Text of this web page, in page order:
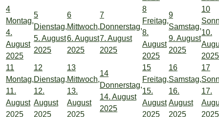
4
Montag,
4.
August
2025
5
Dienstag,
5. August
2025
6
Mittwoch,
6. August
2025
7
Donnerstag,
7. August
2025
8
Freitag,
8.
August
2025
9
Samstag,
9. August
2025
10
10.
2025
11
Montag,
11.
August
2025
12
Dienstag,
12.
August
2025
13
Mittwoch,
13.
August
2025
14
Donnerstag,
14. August
2025
15
Freitag,
15.
August
2025
16
Samstag,
16.
August
2025
17
17.
2025